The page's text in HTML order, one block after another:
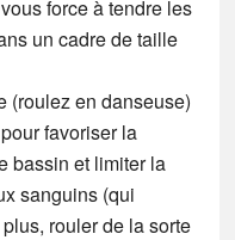
force à tendre les
un cadre de taille
(roulez en danseuse)
favoriser la
bassin et limiter la
sanguins (qui
rouler de la sorte